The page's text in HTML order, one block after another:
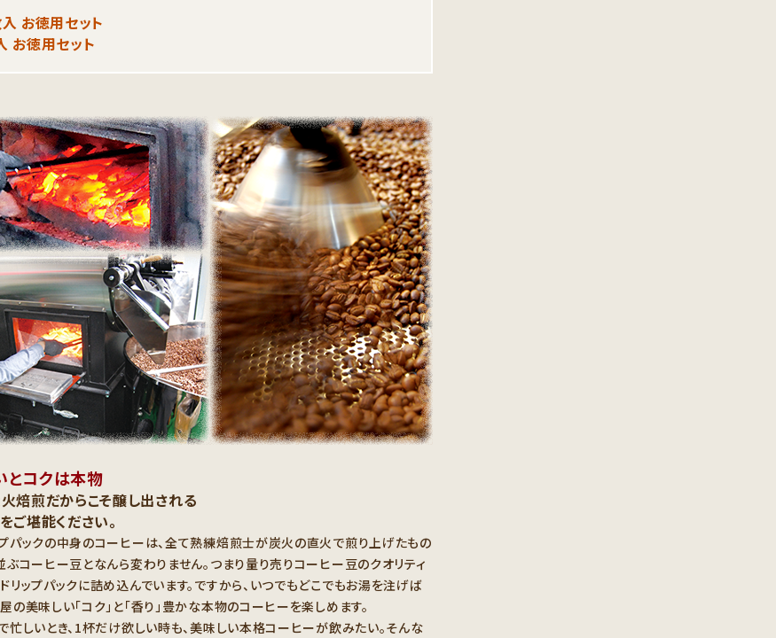
お徳用セット
お徳用セット
とコクは本物
焙煎だからこそ醸し出される
ご堪能ください。
パックの中身のコーヒーは、全て熟練焙煎士が炭火の直火で煎り上げたもの
ぶコーヒー豆となんら変わりません。つまり量り売りコーヒー豆のクオリティ
リップパックに詰め込んでいます。ですから、いつでもどこでもお湯を注げば
の美味しい「コク」と「香り」豊かな本物のコーヒーを楽しめます。
忙しいとき、1杯だけ欲しい時も、美味しい本格コーヒーが飲みたい。そんな